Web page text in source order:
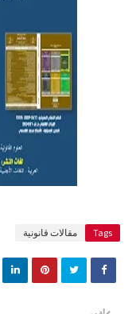
Tags مقالات قانونية